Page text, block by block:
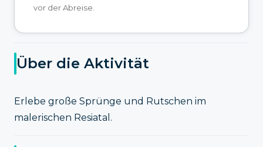
vor der Abreise.
Über die Aktivität
Erlebe große Sprünge und Rutschen im
malerischen Resiatal.